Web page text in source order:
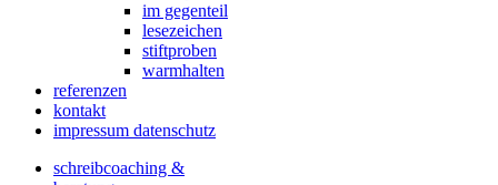
im gegenteil
lesezeichen
stiftproben
warmhalten
referenzen
kontakt
impressum datenschutz
schreibcoaching &